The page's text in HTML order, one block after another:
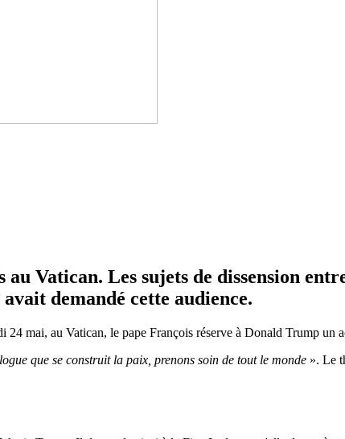
Vatican. Les sujets de dissension
demandé cette audience.
24 mai, au Vatican, le pape François réserve à Donald Trump un
que se construit la paix, prenons soin de tout le monde ». Le